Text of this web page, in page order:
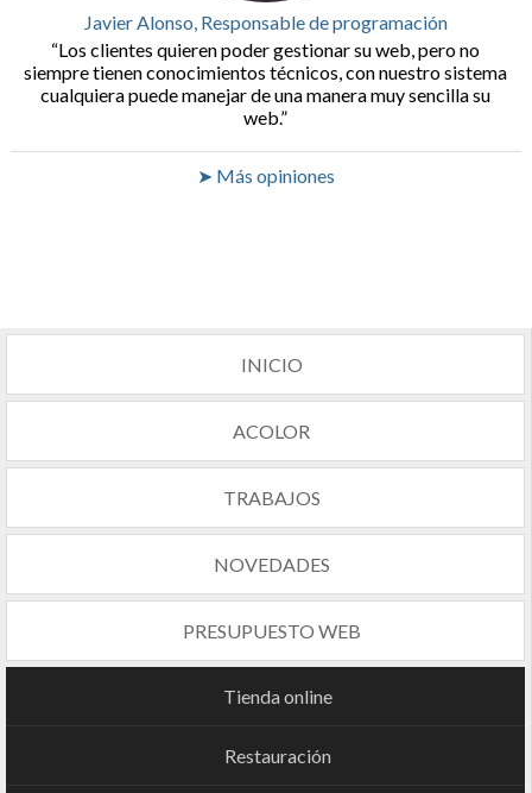
Javier Alonso, Responsable de programación
Los clientes quieren poder gestionar su web, pero no
siempre tienen conocimientos técnicos, con nuestro sistema
cualquiera puede manejar de una manera muy sencilla su
web.
➤ Más opiniones
INICIO
ACOLOR
TRABAJOS
NOVEDADES
PRESUPUESTO WEB
Tienda online
Restauración